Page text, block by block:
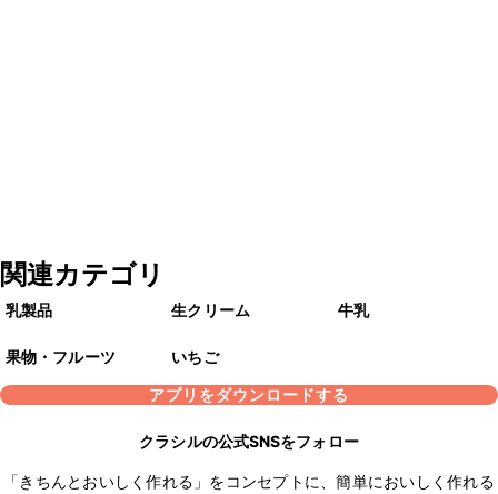
関連カテゴリ
乳製品 生クリーム 牛乳
果物・フルーツ
いちご
アプリをダウンロードする
クラシルの公式SNSをフォロー
「きちんとおいしく作れる」をコンセプトに、簡単においしく作れる